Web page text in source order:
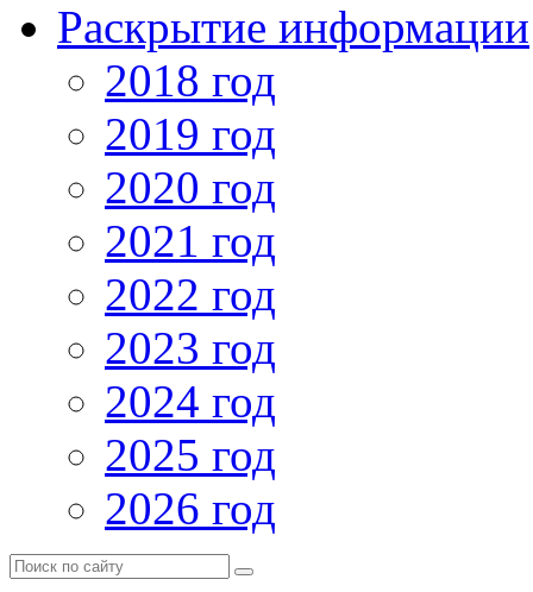
Раскрытие информации
2018 год
2019 год
2020 год
2021 год
2022 год
2023 год
2024 год
2025 год
2026 год